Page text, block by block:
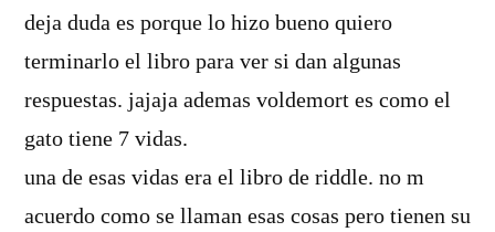
deja duda es porque lo hizo bueno quiero
terminarlo el libro para ver si dan algunas
respuestas. jajaja ademas voldemort es como el
gato tiene 7 vidas.
una de esas vidas era el libro de riddle. no m
acuerdo como se llaman esas cosas pero tienen su